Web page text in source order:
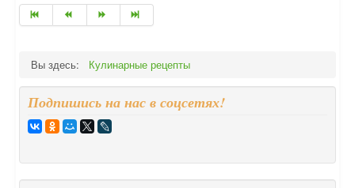
Вы здесь: Кулинарные рецепты
Подпишись на нас в соцсетях!